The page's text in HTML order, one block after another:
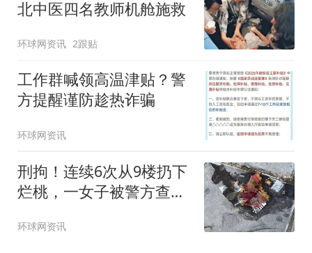
北中医四名教师机舱施救
环球网资讯 2跟贴
工作群喊领高温津贴？警
方提醒谨防趁热诈骗
环球网资讯
刑拘！连续6次从9楼扔下
烂桃，一女子被警方查
环球网资讯